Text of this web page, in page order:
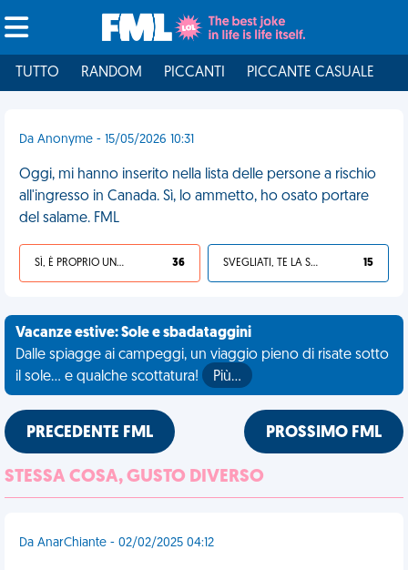
TUTTO RANDOM PICCANTI PICCANTE CASUALE
Da Anonyme - 15/05/2026 10:31
Oggi, mi hanno inserito nella lista delle persone a rischio
all'ingresso in Canada. Sì, lo ammetto, ho osato portare
del salame. FML
SÌ, È PROPRIO UNA VDM! 36 SVEGLIATI, TE LA SEI CERCATA! 15
Vacanze estive: Sole e sbadataggini
Dalle spiagge ai campeggi, un viaggio pieno di risate sotto
il sole... e qualche scottatura!
Più…
PRECEDENTE FML PROSSIMO FML
STESSA COSA, GUSTO DIVERSO
Da AnarChiante - 02/02/2025 04:12